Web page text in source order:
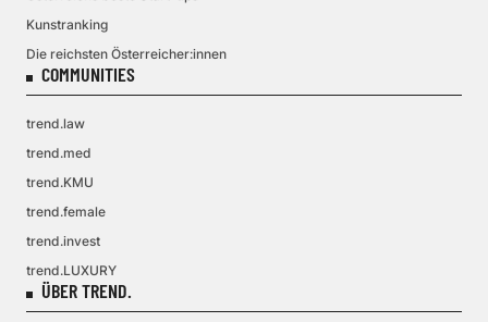
Kunstranking
Die reichsten Österreicher:innen
COMMUNITIES
trend.law
trend.med
trend.KMU
trend.female
trend.invest
trend.LUXURY
ÜBER TREND.